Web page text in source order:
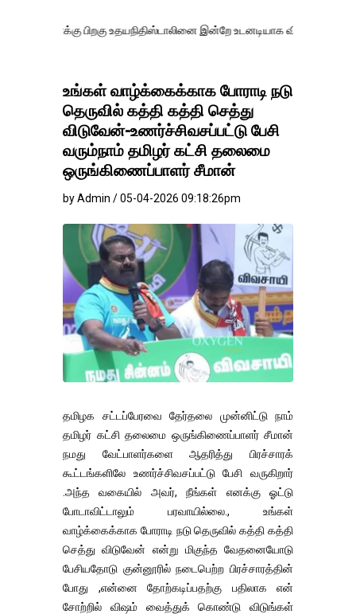
பிறகு உதயநிதிஸ்டாலினை இன்றே உடனடியாக விடுவிக்கப்பட வேண்.
உங்கள் வாழ்க்கைக்காக போராடி நடு
தெருவில் கத்தி கத்தி செத்து
விடுவேன்-உணர்ச்சிவசப்பட்டு பேசி
வரும்நாம் தமிழர் கட்சி தலைமை
ஒருங்கிணைப்பாளர் சீமான்
by Admin / 05-04-2026 09:18:26pm
தமிழக சட்டப்பேரவை தேர்தலை முன்னிட்டு நாம்
தமிழர் கட்சி தலைமை ஒருங்கிணைப்பாளர் சீமான்
நமது வேட்பாளர்களை ஆதரித்து பிரச்சாரக்
கூட்டங்களிலே உணர்ச்சிவசப்பட்டு பேசி வருகிறார்
.அந்த வகையில் அவர், நீங்கள் எனக்கு ஓட்டு
போடாவிட்டாலும் பரவாயில்லை., உங்கள்
வாழ்க்கைக்காக போராடி நடு தெருவில் கத்தி கத்தி
செத்து விடுவேன் என்று மிகுந்த வேதனையோடு
பேசியதோடு குன்னூரில் நடைபெற்ற பிரச்சாரத்தின்
போது ,என்னை தோற்கடிப்பதற்கு பதிலாக என்
சோற்றில் விஷம் வைத்துக் கொண்டு விடுங்கள்